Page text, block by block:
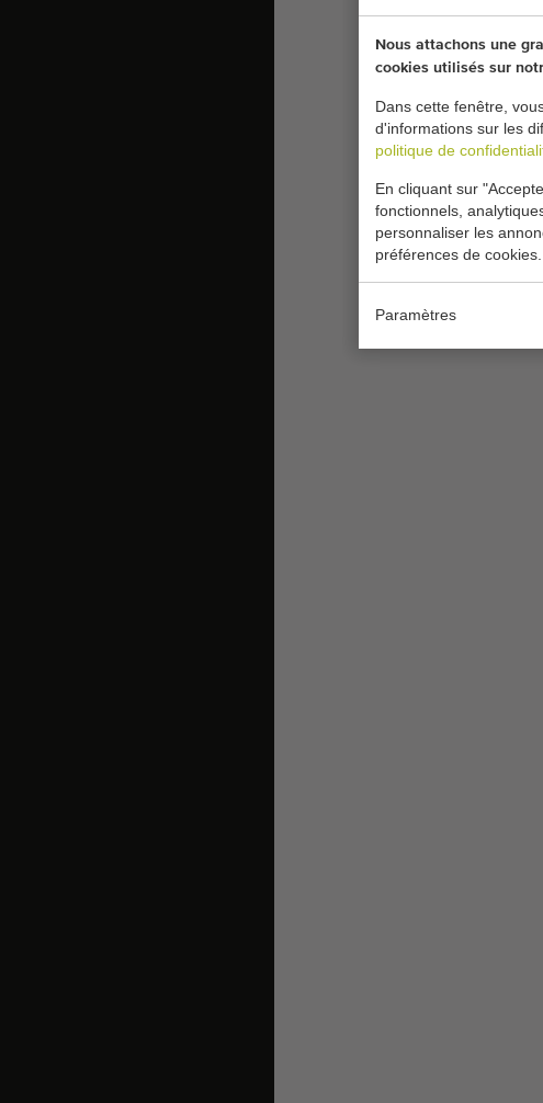
Nous attachons une
cookies utilisés sur
Dans cette fenêtre,
d'informations sur les
politique de
En cliquant sur
fonctionnels,
personnaliser les
préférences de cookies.
Paramètres